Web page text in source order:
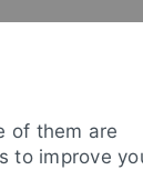
of them are
to improve